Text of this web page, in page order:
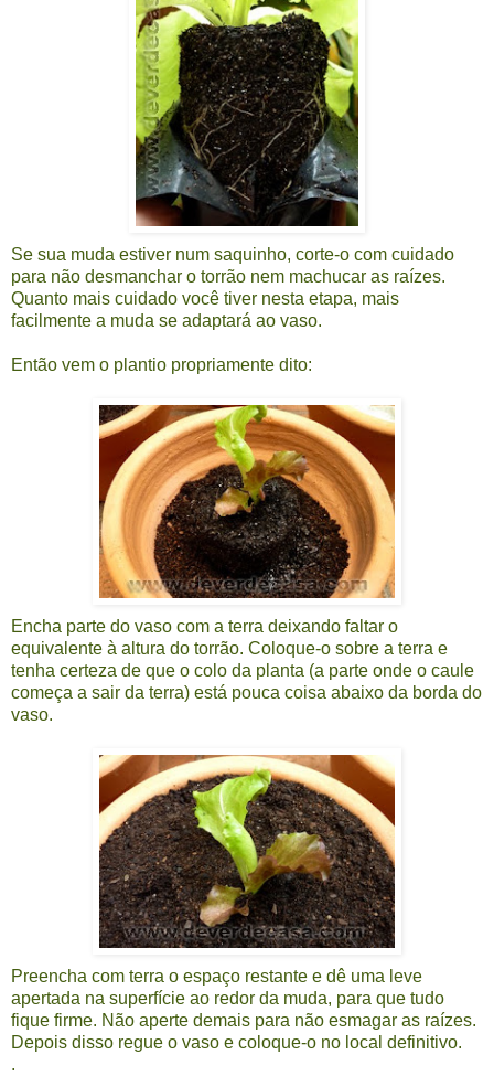
Se sua muda estiver num saquinho, corte-o com cuidado
para não desmanchar o torrão nem machucar as raízes.
Quanto mais cuidado você tiver nesta etapa, mais
facilmente a muda se adaptará ao vaso.
Então vem o plantio propriamente dito:
Encha parte do vaso com a terra deixando faltar o
equivalente à altura do torrão. Coloque-o sobre a terra e
tenha certeza de que o colo da planta (a parte onde o caule
começa a sair da terra) está pouca coisa abaixo da borda do
vaso.
Preencha com terra o espaço restante e dê uma leve
apertada na superfície ao redor da muda, para que tudo
fique firme. Não aperte demais para não esmagar as raízes.
Depois disso regue o vaso e coloque-o no local definitivo.
.